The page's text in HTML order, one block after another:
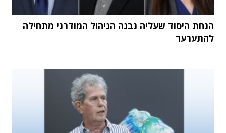
הנחת היסוד שעליה נבנה הניהול המודרני מתחילה
להתערער